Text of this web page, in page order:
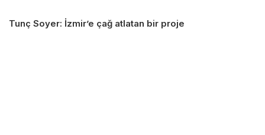
Tunç Soyer: İzmir’e çağ atlatan bir proje